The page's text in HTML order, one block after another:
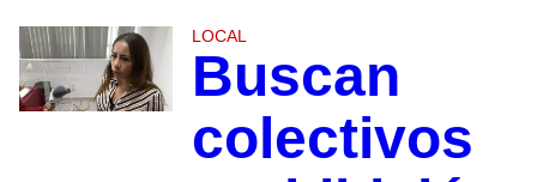
LOCAL
Buscan
colectivos